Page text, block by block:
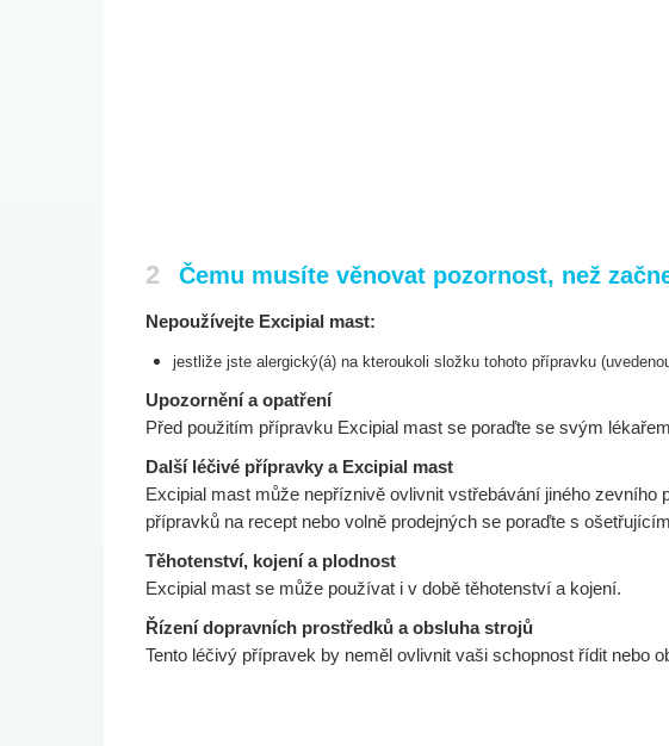
2 Čemu musíte věnovat pozornost, než
Nepoužívejte Excipial mast:
jestliže jste alergický(á) na kteroukoli složku tohoto přípravku
Upozornění a opatření
Před použitím přípravku Excipial mast se poraďte se svým
Další léčivé přípravky a Excipial mast
Excipial mast může nepříznivě ovlivnit vstřebávání jiného
přípravků na recept nebo volně prodejných se poraďte s
Těhotenství, kojení a plodnost
Excipial mast se může používat i v době těhotenství a kojení.
Řízení dopravních prostředků a obsluha strojů
Tento léčivý přípravek by neměl ovlivnit vaši schopnost řídit nebo